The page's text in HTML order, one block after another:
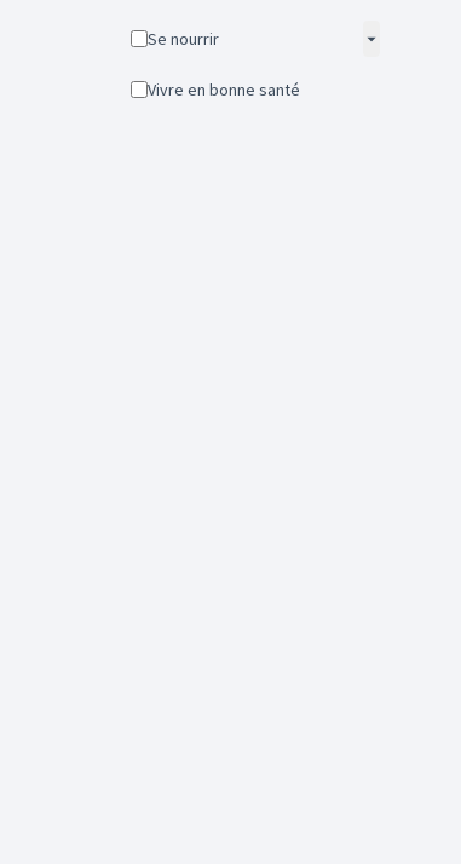
Se nourrir
Vivre en bonne santé